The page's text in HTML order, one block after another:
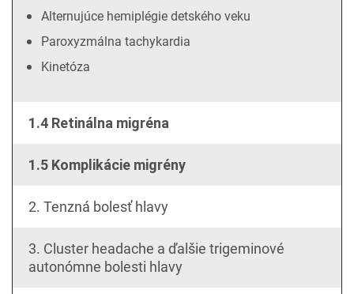
Alternujúce hemiplégie detského veku
Paroxyzmálna tachykardia
Kinetóza
1.4 Retinálna migréna
1.5 Komplikácie migrény
2. Tenzná bolesť hlavy
3. Cluster headache a ďalšie trigeminové
autonómne bolesti hlavy